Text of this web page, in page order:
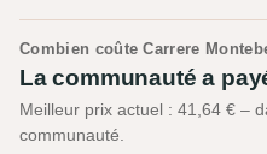
Combien coûte Carrere
La communauté a
Meilleur prix actuel : 41,64 € –
communauté.